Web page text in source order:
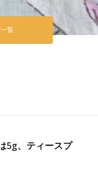
覧
5g、ティースプ